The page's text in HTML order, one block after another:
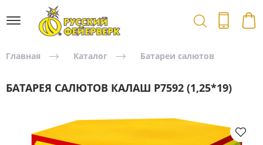
Главная Каталог Батареи салютов
БАТАРЕЯ САЛЮТОВ КАЛАШ Р7592 (1,25*19)